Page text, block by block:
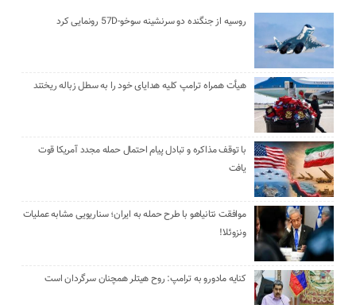
روسیه از جنگنده دو سرنشینه سوخو-57D رونمایی کرد
هیأت همراه ترامپ کلیه هدایای خود را به سطل زباله ریختند
با توقف مذاکره و تبادل پیام احتمال حمله مجدد آمریکا قوت
یافت
موافقت نتانیاهو با طرح حمله به ایران؛ سناریویی مشابه عملیات
ونزوئلا!
کنایه مادورو به ترامپ: روح هیتلر همچنان سرگردان است